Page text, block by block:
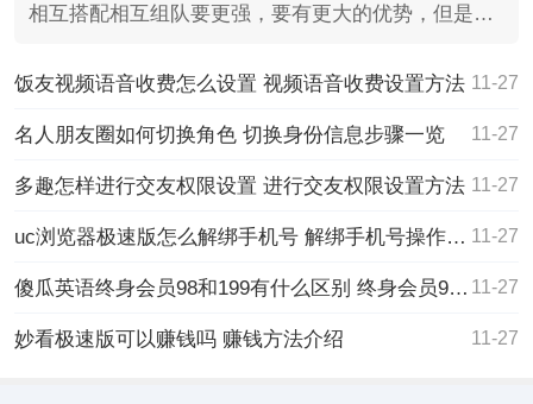
相互搭配相互组队要更强，要有更大的优势，但是这
饭友视频语音收费怎么设置 视频语音收费设置方法 11-27
名人朋友圈如何切换角色 切换身份信息步骤一览 11-27
多趣怎样进行交友权限设置 进行交友权限设置方法 11-27
uc浏览器极速版怎么解绑手机号 解绑手机号操作方法 11-27
傻瓜英语终身会员98和199有什么区别 终身会员98和199的区别介绍 11-27
妙看极速版可以赚钱吗 赚钱方法介绍 11-27